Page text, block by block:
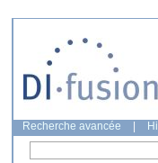
Recherche avancée